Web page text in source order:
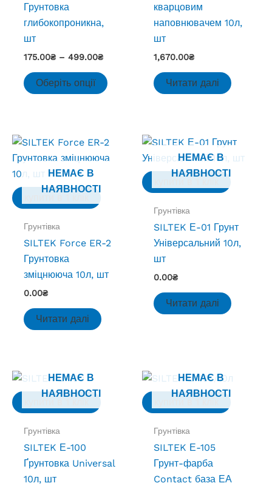
Грунтовка
глибокопроникна,
шт
175.00₴ – 499.00₴Діапазон
від
175.00₴
Оберіть опції
товар
варіантів.
Параметри
вибрати
кварцовим
наповнювачем 10л,
шт
1,670.00₴
Читати далі
НЕМАЄ В
НАЯВНОСТІ
Грунтівка
SILTEK Force ER-2
Грунтовка
зміцнююча 10л, шт
0.00₴
Читати далі
НЕМАЄ В
НАЯВНОСТІ
Грунтівка
SILTEK Е-01 Грунт
Універсальний 10л,
шт
0.00₴
Читати далі
НЕМАЄ В
НАЯВНОСТІ
Грунтівка
SILTEK Е-100
Ґрунтовка Universal
10л, шт
НЕМАЄ В
НАЯВНОСТІ
Грунтівка
SILTEK Е-105
Грунт-фарба
Contact база ЕА